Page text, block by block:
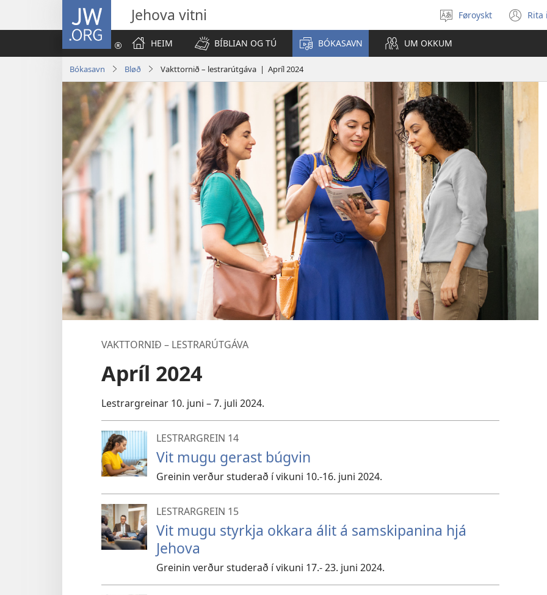
JW.ORG Jehova vitni
Vel
mál
Føroyskt Rita
HEIM
BÍBLIAN OG TÚ BÓKASAVN UM OKKUM
Bókasavn Bløð Vakttornið – lestrarútgáva | Apríl 2024
VAKTTORNIÐ – LESTRARÚTGÁVA
Apríl 2024
Lestrargreinar 10. juni – 7. juli 2024.
LESTRARGREIN 14
Vit mugu gerast búgvin
Greinin verður studerað í vikuni 10.-16. juni 2024.
LESTRARGREIN 15
Vit mugu styrkja okkara álit á samskipanina hjá
Jehova
Greinin verður studerað í vikuni 17.- 23. juni 2024.